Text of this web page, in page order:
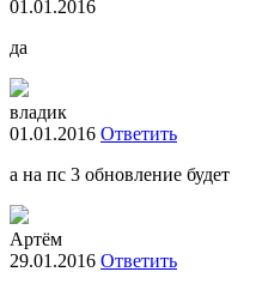
01.01.2016
да
владик
01.01.2016 Ответить
а на пс 3 обновление будет
Артём
29.01.2016 Ответить